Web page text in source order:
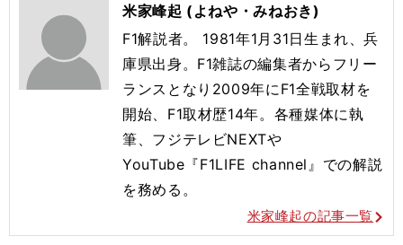
米家峰起 (よねや・みねおき)
F1解説者。 1981年1月31日生まれ、兵
庫県出身。F1雑誌の編集者からフリー
ランスとなり2009年にF1全戦取材を
開始、F1取材歴14年。各種媒体に執
筆、フジテレビNEXTや
YouTube『F1LIFE channel』での解説
を務める。
米家峰起の記事一覧